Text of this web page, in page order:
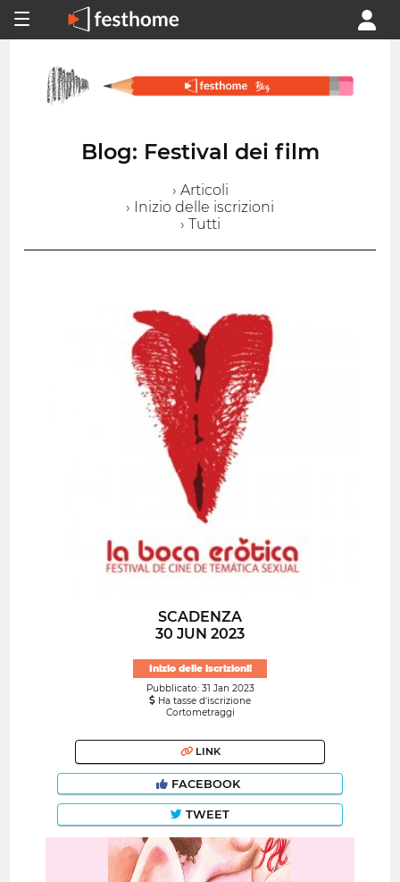
Blog: Festival dei film
› Articoli
› Inizio delle iscrizioni
› Tutti
SCADENZA
30 JUN 2023
Inizio delle iscrizioni!
Pubblicato: 31 Jan 2023
Ha tasse d'iscrizione
Cortometraggi
LINK
FACEBOOK
TWEET